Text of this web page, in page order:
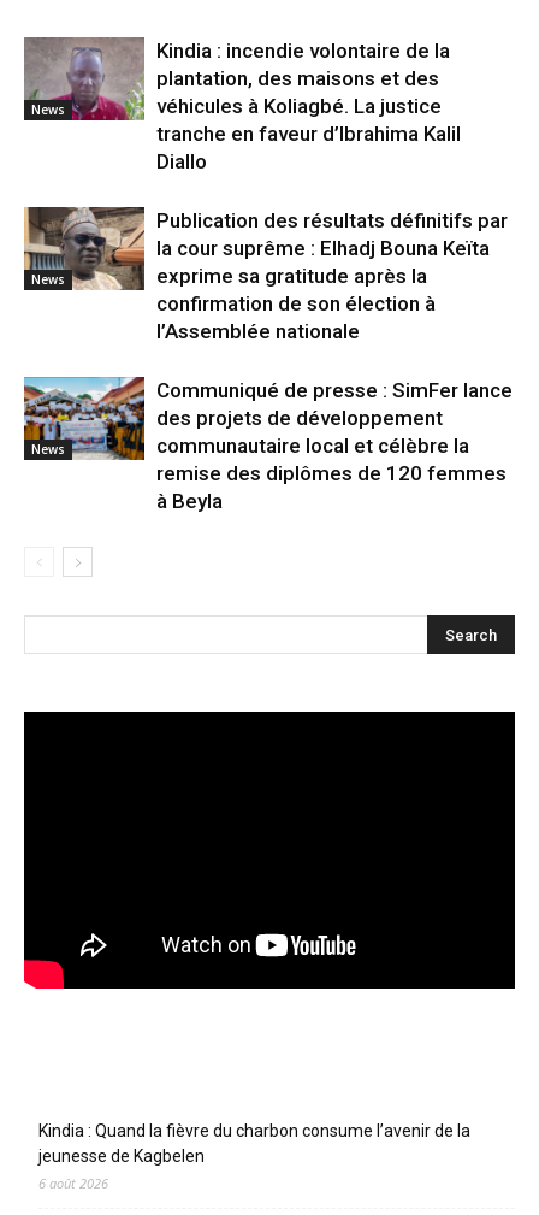
News
Kindia : incendie volontaire de la
plantation, des maisons et des
véhicules à Koliagbé. La justice
tranche en faveur d’Ibrahima Kalil
Diallo
News
Publication des résultats définitifs par
la cour suprême : Elhadj Bouna Keïta
exprime sa gratitude après la
confirmation de son élection à
l’Assemblée nationale
News
Communiqué de presse : SimFer lance
des projets de développement
communautaire local et célèbre la
remise des diplômes de 120 femmes
à Beyla
Kindia : Quand la fièvre du charbon consume l’avenir de la
jeunesse de Kagbelen
6 août 2026